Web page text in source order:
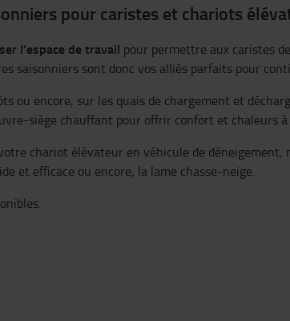
pour caristes et chariots
l’espace de travail pour permettre aux caristes de
saisonniers sont donc vos alliés parfaits pour
ou encore, sur les quais de chargement et
siège chauffant pour offrir confort et chaleurs
chariot élévateur en véhicule de déneigement,
et efficace ou encore, la lame chasse-neige.